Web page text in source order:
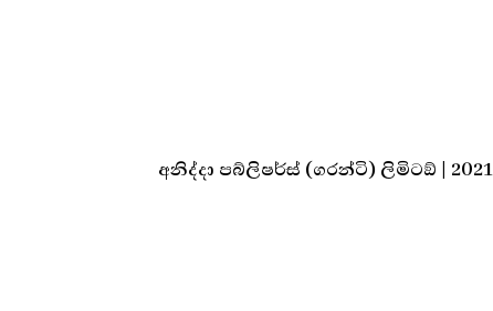
අනිද්දා පබ්ලිෂර්ස් (ගරන්ටි) ලිමිටඞ් | 2021